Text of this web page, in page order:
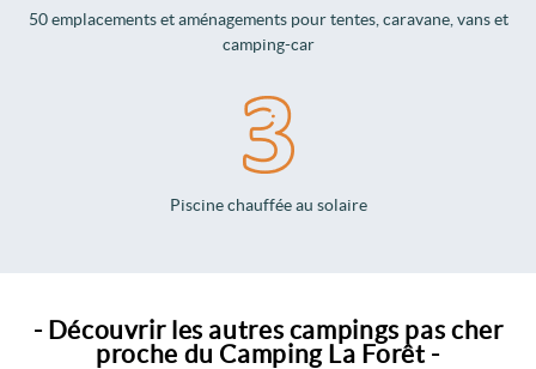
50 emplacements et aménagements pour tentes, caravane, vans et
camping-car
Piscine chauffée au solaire
- Découvrir les autres campings pas cher
proche du Camping La Forêt -